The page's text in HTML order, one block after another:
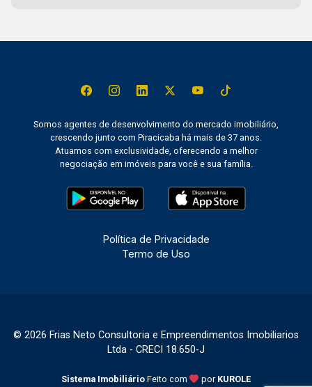
Somos agentes de desenvolvimento do mercado imobiliário,
crescendo junto com Piracicaba há mais de 37 anos.
Atuamos com exclusividade, oferecendo a melhor
negociação em imóveis para você e sua família.
Política de Privacidade
Termo de Uso
© 2026 Frias Neto Consultoria e Empreendimentos Imobiliarios
Ltda - CRECI 18.650-J
Sistema Imobiliário Feito com por KUROLE